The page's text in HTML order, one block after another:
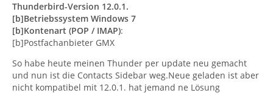
Thunderbird-Version 12.0.1.
[b]Betriebssystem Windows 7
[b]Kontenart (POP / IMAP):
[b]Postfachanbieter GMX
So habe heute meinen Thunder per update neu gemacht
und nun ist die Contacts Sidebar weg.Neue geladen ist aber
nicht kompatibel mit 12.0.1. hat jemand ne Lösung